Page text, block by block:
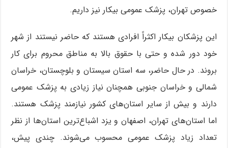
خصوص تهران، پزشک عمومی بیکار نیز داریم.
این پزشکان بیکار اکثراً افرادی هستند که حاضر نیستند از شهر
خود دور شده و حتی با حقوق بالا به مناطق محروم برای کار
بروند. در حال حاضر، سه استان سیستان و بلوچستان، خراسان
شمالی و خراسان جنوبی همچنان نیاز زیادی به پزشک عمومی
دارند و بیش از سایر استان‌های کشور نیازمند پزشک هستند.
اما استان‌های تهران، اصفهان و یزد اشباع‌ترین استان‌ها از نظر
تعداد زیاد پزشک عمومی محسوب می‌شوند. چندی پیش،